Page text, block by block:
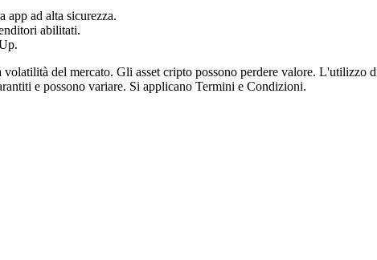
app ad alta sicurezza.
abilitati.
del mercato. Gli asset cripto possono perdere valore. L'utilizzo
e possono variare. Si applicano Termini e Condizioni.